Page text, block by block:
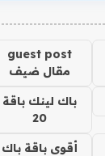
guest post
مقال ضيف
باك لينك باقة
20
أقوى باقة باك